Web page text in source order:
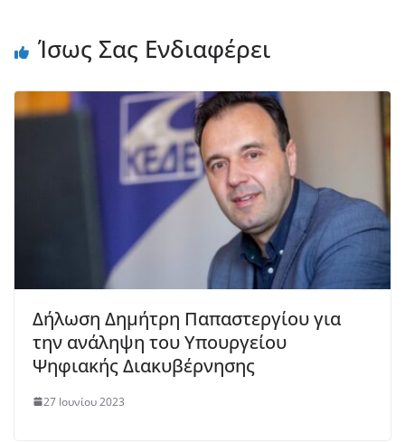
Ίσως Σας Ενδιαφέρει
Δήλωση Δημήτρη Παπαστεργίου για
την ανάληψη του Υπουργείου
Ψηφιακής Διακυβέρνησης
27 Ιουνίου 2023